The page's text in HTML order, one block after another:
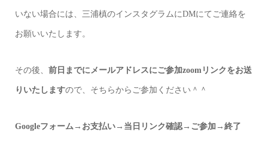
いない場合には、三浦槙のインスタグラムにDMにてご連絡を
お願いいたします。
その後、 前日までにメールアドレスにご参加zoomリンクをお送
りいたしますので、そちらからご参加ください＾＾
Googleフォーム→お支払い→当日リンク確認→ご参加→終了